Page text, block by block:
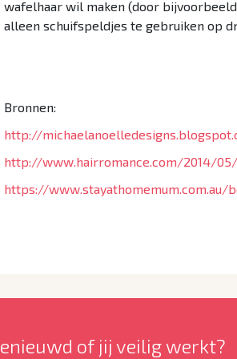
wafelhaar wil maken (door
alleen schuifspeldjes te gebruiken op
Bronnen:
http://
http://www.hairromance.com/2014/
https://
of jij veilig werkt?